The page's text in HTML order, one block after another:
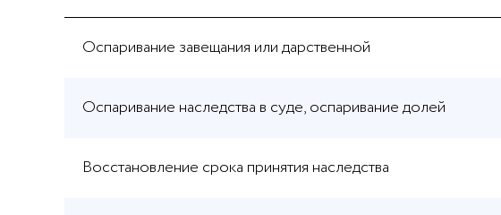
Оспаривание завещания или дарственной
Оспаривание наследства в суде, оспаривание долей
Восстановление срока принятия наследства